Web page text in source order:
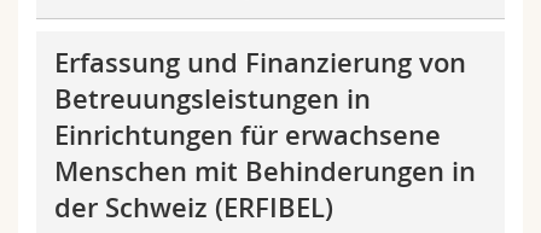
Erfassung und Finanzierung von
Betreuungsleistungen in
Einrichtungen für erwachsene
Menschen mit Behinderungen in
der Schweiz (ERFIBEL)